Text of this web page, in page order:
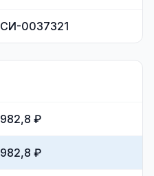
СИ-0037321
982,8 ₽
982,8 ₽